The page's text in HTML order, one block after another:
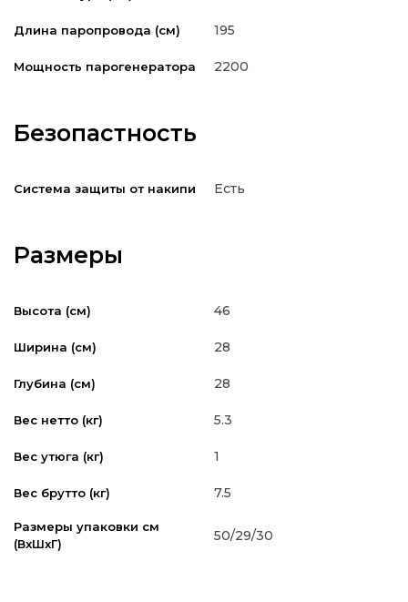
Длина паропровода (см) 195
Мощность парогенератора 2200
Безопастность
Система защиты от накипи Есть
Размеры
Высота (см) 46
Ширина (см) 28
Глубина (см) 28
Вес нетто (кг) 5.3
Вес утюга (кг) 1
Вес брутто (кг) 7.5
Размеры упаковки см
(ВxШxГ)
50/29/30